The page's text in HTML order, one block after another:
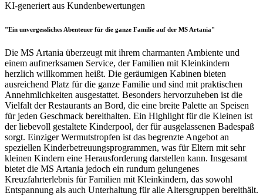
KI-generiert aus Kundenbewertungen
"Ein unvergessliches Abenteuer für die ganze Familie auf der MS Artania"
Die MS Artania überzeugt mit ihrem charmanten Ambiente und
einem aufmerksamen Service, der Familien mit Kleinkindern
herzlich willkommen heißt. Die geräumigen Kabinen bieten
ausreichend Platz für die ganze Familie und sind mit praktischen
Annehmlichkeiten ausgestattet. Besonders hervorzuheben ist die
Vielfalt der Restaurants an Bord, die eine breite Palette an Speisen
für jeden Geschmack bereithalten. Ein Highlight für die Kleinen ist
der liebevoll gestaltete Kinderpool, der für ausgelassenen Badespaß
sorgt. Einziger Wermutstropfen ist das begrenzte Angebot an
speziellen Kinderbetreuungsprogrammen, was für Eltern mit sehr
kleinen Kindern eine Herausforderung darstellen kann. Insgesamt
bietet die MS Artania jedoch ein rundum gelungenes
Kreuzfahrterlebnis für Familien mit Kleinkindern, das sowohl
Entspannung als auch Unterhaltung für alle Altersgruppen bereithält.